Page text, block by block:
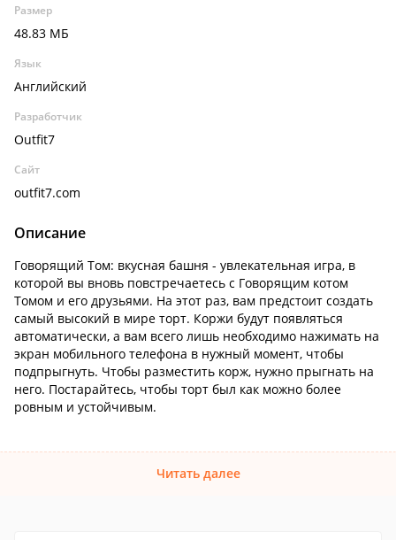
Размер
48.83 МБ
Язык
Английский
Разработчик
Outfit7
Сайт
outfit7.com
Описание
Говорящий Том: вкусная башня - увлекательная игра, в
которой вы вновь повстречаетесь с Говорящим котом
Томом и его друзьями. На этот раз, вам предстоит создать
самый высокий в мире торт. Коржи будут появляться
автоматически, а вам всего лишь необходимо нажимать на
экран мобильного телефона в нужный момент, чтобы
подпрыгнуть. Чтобы разместить корж, нужно прыгнать на
него. Постарайтесь, чтобы торт был как можно более
ровным и устойчивым.
Читать далее